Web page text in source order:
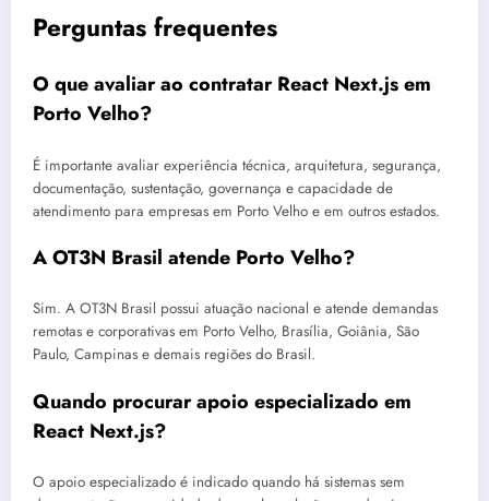
Perguntas frequentes
O que avaliar ao contratar React Next.js em
Porto Velho?
É importante avaliar experiência técnica, arquitetura, segurança,
documentação, sustentação, governança e capacidade de
atendimento para empresas em Porto Velho e em outros estados.
A OT3N Brasil atende Porto Velho?
Sim. A OT3N Brasil possui atuação nacional e atende demandas
remotas e corporativas em Porto Velho, Brasília, Goiânia, São
Paulo, Campinas e demais regiões do Brasil.
Quando procurar apoio especializado em
React Next.js?
O apoio especializado é indicado quando há sistemas sem